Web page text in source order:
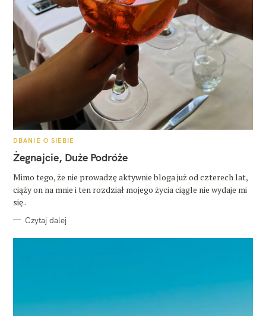
K
T
E
O
R
I
DBANIE O SIEBIE
Żegnajcie, Duże Podróże
Mimo tego, że nie prowadzę aktywnie bloga już od czterech lat,
ciąży on na mnie i ten rozdział mojego życia ciągle nie wydaje mi
się..
Czytaj dalej